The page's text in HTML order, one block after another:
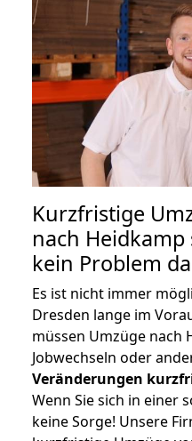
Kurzfristige
nach
kein Problem
Es ist nicht immer
Dresden lange im
müssen Umzüge nach
Jobwechseln oder
Veränderungen
Wenn Sie sich in einer
keine Sorge! Unsere